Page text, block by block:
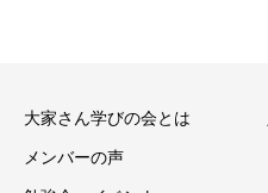
大家さん学びの会とは
メンバーの声